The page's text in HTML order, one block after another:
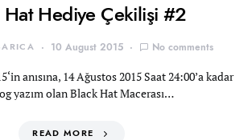
Hat Hediye Çekilişi #2
10 August 2015 No comments
anısına, 14 Ağustos 2015 Saat 24:00’a kadar
yazım olan Black Hat Macerası…
READ MORE